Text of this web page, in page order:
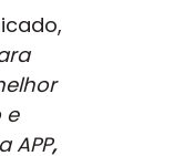
e
APP,